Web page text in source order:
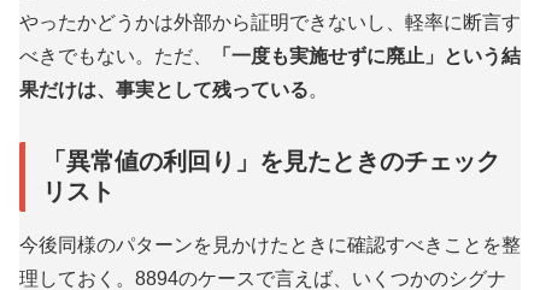
やったかどうかは外部から証明できないし、軽率に断言す
べきでもない。ただ、
「一度も実施せずに廃止」という結
果だけは、事実として残っている。
「異常値の利回り」を見たときのチェック
リスト
今後同様のパターンを見かけたときに確認すべきことを整
理しておく。8894のケースで言えば、いくつかのシグナ